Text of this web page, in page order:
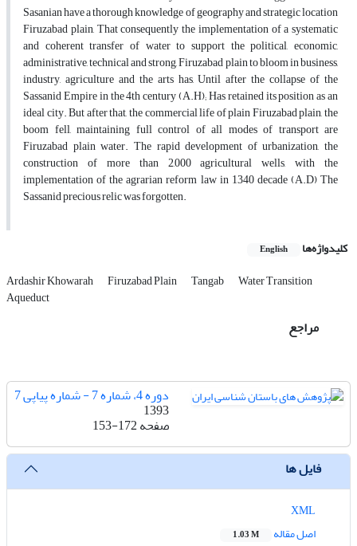
Sasanian have a thorough knowledge of geography and strategic location
Firuzabad plain, That consequently the implementation of a systematic
and coherent transfer of water to support the political, economic,
administrative, technical and strong, Firuzabad plain to bloom in business,
industry, agriculture and the arts has, Until after the collapse of the
Sassanid Empire in the 4th century (A.H); Has retained its position as an
ideal city. But after that, the commercial life of plain Firuzabad plain, the
boom fell, maintaining full control of all modes of transport are
Firuzabad plain water. The rapid development of urbanization, the
construction of more than 2,000 agricultural wells, with the
implementation of the agrarian reform law in 1340 decade (A.D) The
Sassanid precious relic was forgotten.
کلیدواژه‌ها English
Ardashir Khowarah Firuzabad Plain Tangab Water Transition
Aqueduct
مراجع
دوره 4، شماره 7 - شماره پیاپی 7
1393
صفحه153-172
فایل ها
اصل مقاله
1.03 M